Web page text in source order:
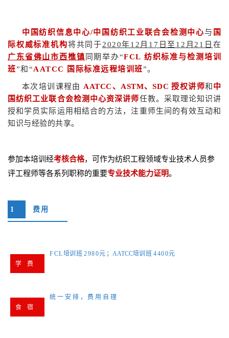
中国纺织信息中心/中国纺织工业联合会检测中心与 国
际权威标准机构将共同于2020年12月17日至12月21日 在
广东省佛山市西樵镇 同期举办“FCL 纺织标准与检测培训
班”和“AATCC 国际标准远程培训班”。
本次培训课程由 AATCC、ASTM、SDC 授权讲师和 中
国纺织工业联合会检测中心资深讲师任教。采取理论知识讲
授和学员实际运用相结合的方法，注重师生间的有效互动和
知识与经验的共享。
参加本培训经考核合格，可作为纺织工程领域专业技术人员参
评工程师等各系列职称的重要专业技术能力证明。
1 费用
学 费
FCL培训 班 2980元 ；AATCC培训 班 4400元
食 宿
统一安排 ， 费用自理